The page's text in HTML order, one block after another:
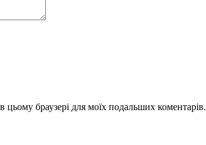
цьому браузері для моїх подальших коментарів.